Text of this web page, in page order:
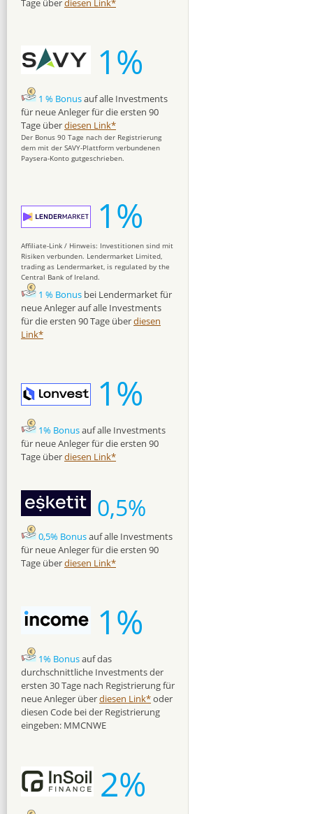
Tage überdiesen Link*
1%
1 % Bonusauf alle Investments
für neue Anleger für die ersten 90
Tage überdiesen Link*
Der Bonus 90 Tage nach der Registrierung
dem mit der SAVY-Plattform verbundenen
Paysera-Konto gutgeschrieben.
1%
Affiliate-Link / Hinweis: Investitionen sind mit
Risiken verbunden. Lendermarket Limited,
trading as Lendermarket, is regulated by the
Central Bank of Ireland.
1 % Bonus bei Lendermarket für
neue Anleger auf alle Investments
für die ersten 90 Tage überdiesen
Link*
1%
1% Bonusauf alle Investments
für neue Anleger für die ersten 90
Tage überdiesen Link*
0,5%
0,5% Bonusauf alle Investments
für neue Anleger für die ersten 90
Tage überdiesen Link*
1%
1% Bonusauf das
durchschnittliche Investments der
ersten 30 Tage nach Registrierung für
neue Anleger überdiesen Link*oder
diesen Code bei der Registrierung
eingeben: MMCNWE
2%